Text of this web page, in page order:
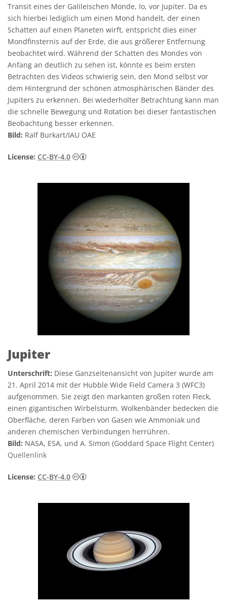
Transit eines der Galileischen Monde, Io, vor Jupiter. Da es
sich hierbei lediglich um einen Mond handelt, der einen
Schatten auf einen Planeten wirft, entspricht dies einer
Mondfinsternis auf der Erde, die aus größerer Entfernung
beobachtet wird. Während der Schatten des Mondes von
Anfang an deutlich zu sehen ist, könnte es beim ersten
Betrachten des Videos schwierig sein, den Mond selbst vor
dem Hintergrund der schönen atmosphärischen Bänder des
Jupiters zu erkennen. Bei wiederholter Betrachtung kann man
die schnelle Bewegung und Rotation bei dieser fantastischen
Beobachtung besser erkennen.
Bild: Ralf Burkart/IAU OAE
License: CC-BY-4.0 Creative Commons Namensnennung 4.0
Jupiter
Unterschrift: Diese Ganzseitenansicht von Jupiter wurde am
21. April 2014 mit der Hubble Wide Field Camera 3 (WFC3)
aufgenommen. Sie zeigt den markanten großen roten Fleck,
einen gigantischen Wirbelsturm. Wolkenbänder bedecken die
Oberfläche, deren Farben von Gasen wie Ammoniak und
anderen chemischen Verbindungen herrühren.
Bild: NASA, ESA, und A. Simon (Goddard Space Flight Center)
Quellenlink
License: CC-BY-4.0 Creative Commons Namensnennung 4.0